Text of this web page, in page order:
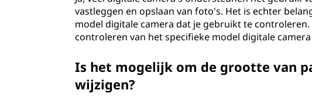
vastleggen en opslaan van foto's. Het is echter
model digitale camera dat je gebruikt te
controleren van het specifieke model digitale
Is het mogelijk om de grootte van
wijzigen?